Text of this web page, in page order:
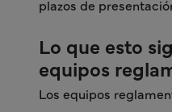
plazos de
Lo que esto
equipos
Los equipos